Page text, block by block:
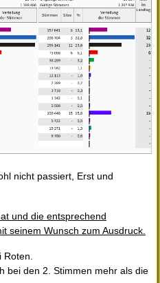
nicht passiert, Erst und
und die entsprechend
seinem Wunsch zum Ausdruck.
bei den 2. Stimmen mehr als die